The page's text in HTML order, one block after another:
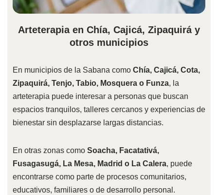
Arteterapia en Chía, Cajicá, Zipaquirá y
otros municipios
En municipios de la Sabana como Chía, Cajicá, Cota,
Zipaquirá, Tenjo, Tabio, Mosquera o Funza, la
arteterapia puede interesar a personas que buscan
espacios tranquilos, talleres cercanos y experiencias de
bienestar sin desplazarse largas distancias.
En otras zonas como Soacha, Facatativá,
Fusagasugá, La Mesa, Madrid o La Calera, puede
encontrarse como parte de procesos comunitarios,
educativos, familiares o de desarrollo personal.